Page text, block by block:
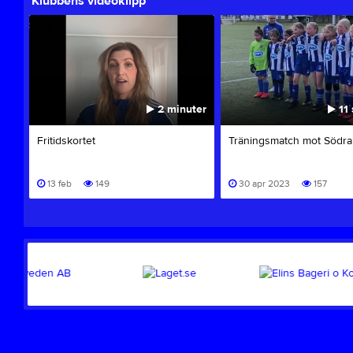
2 minuter
Fritidskortet
13 feb 149
11
Träningsmatch mot
30 apr 2023 157